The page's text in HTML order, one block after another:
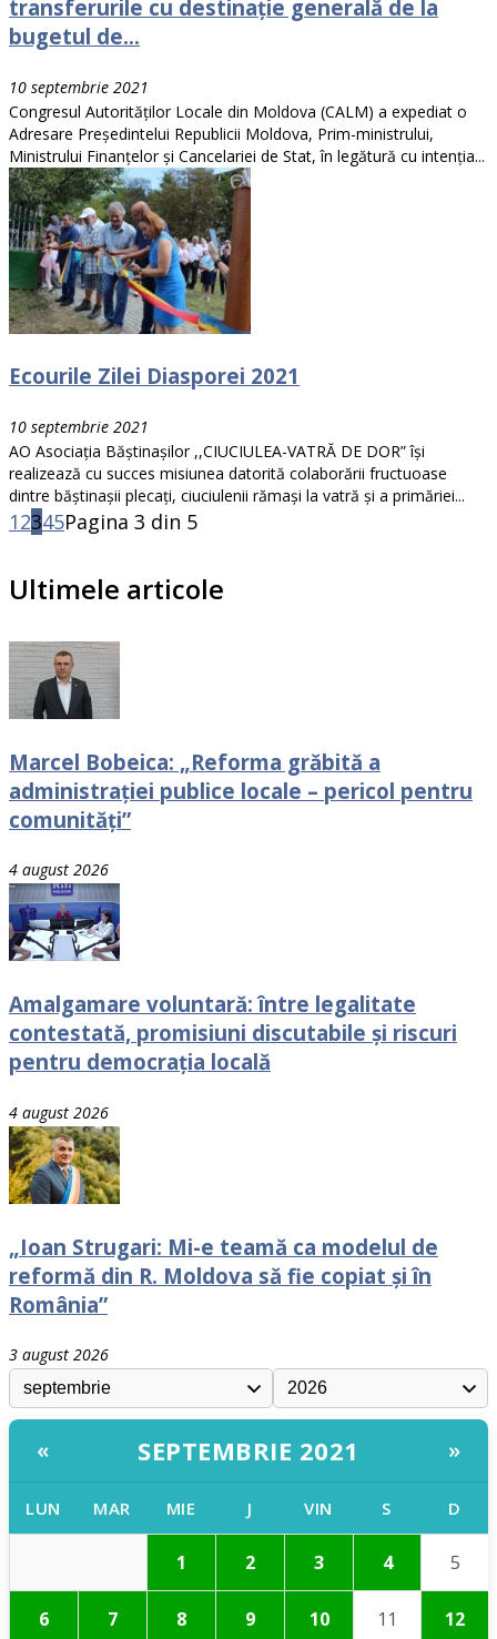
transferurile cu destinație generală de la
bugetul de...
10 septembrie 2021
Congresul Autorităților Locale din Moldova (CALM) a expediat o
Adresare Președintelui Republicii Moldova, Prim-ministrului,
Ministrului Finanțelor și Cancelariei de Stat, în legătură cu intenția...
Ecourile Zilei Diasporei 2021
10 septembrie 2021
AO Asociația Băştinașilor ,,CIUCIULEA-VATRĂ DE DOR” își
realizează cu succes misiunea datorită colaborării fructuoase
dintre băștinașii plecați, ciuciulenii rămași la vatră și a primăriei...
12345Pagina 3 din 5
Ultimele articole
Marcel Bobeica: „Reforma grăbită a
administrației publice locale – pericol pentru
comunități”
4 august 2026
Amalgamare voluntară: între legalitate
contestată, promisiuni discutabile și riscuri
pentru democrația locală
4 august 2026
„Ioan Strugari: Mi-e teamă ca modelul de
reformă din R. Moldova să fie copiat și în
România”
3 august 2026
« SEPTEMBRIE 2021 »
LUN MAR MIE J VIN S D
1 2 3 4 5
6 7 8 9 10 11 12